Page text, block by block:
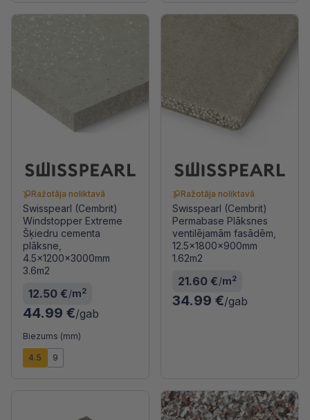
Ražotāja noliktavā
Swisspearl (Cembrit)
Windstopper Extreme
Šķiedru cementa
plāksne,
4.5x1200x3000mm
3.6m2
12.50 €/m2
44.99 €/gab
Biezums (mm)
4.5 9
Ražotāja noliktavā
Swisspearl (Cembrit)
Permabase Plāksnes
ventilējamām fasādēm,
12.5x1800x900mm
1.62m2
21.60 €/m2
34.99 €/gab